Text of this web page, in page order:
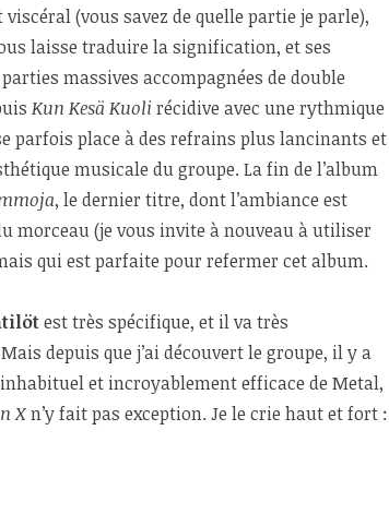
(vous savez de quelle partie je parle),
laisse traduire la signification, et ses
massives accompagnées de double
Kun Kesä Kuoli récidive avec une rythmique
parfois place à des refrains plus lancinants et
musicale du groupe. La fin de l’album
, le dernier titre, dont l’ambiance est
morceau (je vous invite à nouveau à utiliser
qui est parfaite pour refermer cet album.
est très spécifique, et il va très
depuis que j’ai découvert le groupe, il y a
inhabituel et incroyablement efficace de Metal,
Xn’y fait pas exception. Je le crie haut et fort :